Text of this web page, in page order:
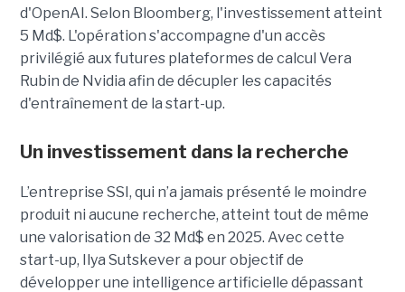
d'OpenAI. Selon Bloomberg, l'investissement atteint
5 Md$. L'opération s'accompagne d'un accès
privilégié aux futures plateformes de calcul Vera
Rubin de Nvidia afin de décupler les capacités
d'entraînement de la start-up.
Un investissement dans la recherche
L’entreprise SSI, qui n’a jamais présenté le moindre
produit ni aucune recherche, atteint tout de même
une valorisation de 32 Md$ en 2025. Avec cette
start-up, Ilya Sutskever a pour objectif de
développer une intelligence artificielle dépassant